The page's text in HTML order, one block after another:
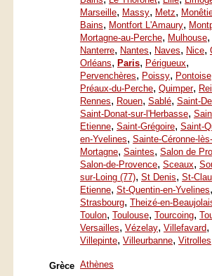
Marseille, Massy, Metz,
Bains, Montfort L'Amaury,
Mortagne-au-Perche, Mulhouse,
Nanterre, Nantes, Naves, Nice,
Orléans, Paris, Périgueux,
Pervenchères, Poissy, Pontoise
Préaux-du-Perche, Quimper,
Rennes, Rouen, Sablé, Saint-
Saint-Donat-sur-l'Herbasse,
Etienne, Saint-Grégoire, Saint-
en-Yvelines, Sainte-Céronne-lès-
Mortagne, Saintes, Salon de
Salon-de-Provence, Sceaux,
sur-Loing (77), St Denis, St-
Etienne, St-Quentin-en-Yvelines,
Strasbourg, Theizé-en-
Toulon, Toulouse, Tourcoing,
Versailles, Vézelay, Villefavard,
Villepinte, Villeurbanne, Vitrolles
Grèce Athènes